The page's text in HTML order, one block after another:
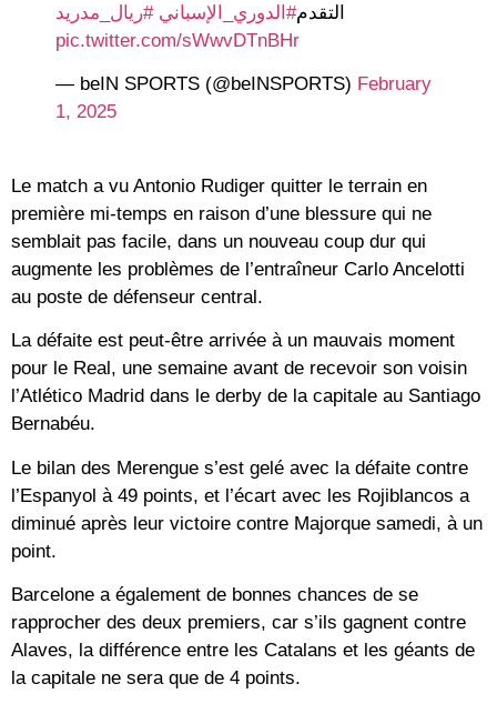
التقدم#الدوري_الإسباني #ريال_مدريد
pic.twitter.com/sWwvDTnBHr
— beIN SPORTS (@beINSPORTS) February
1, 2025
Le match a vu Antonio Rudiger quitter le terrain en
première mi-temps en raison d’une blessure qui ne
semblait pas facile, dans un nouveau coup dur qui
augmente les problèmes de l’entraîneur Carlo Ancelotti
au poste de défenseur central.
La défaite est peut-être arrivée à un mauvais moment
pour le Real, une semaine avant de recevoir son voisin
l’Atlético Madrid dans le derby de la capitale au Santiago
Bernabéu.
Le bilan des Merengue s’est gelé avec la défaite contre
l’Espanyol à 49 points, et l’écart avec les Rojiblancos a
diminué après leur victoire contre Majorque samedi, à un
point.
Barcelone a également de bonnes chances de se
rapprocher des deux premiers, car s’ils gagnent contre
Alaves, la différence entre les Catalans et les géants de
la capitale ne sera que de 4 points.